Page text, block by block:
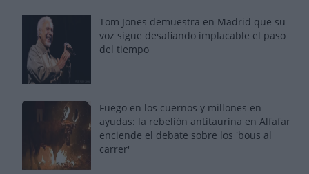
Tom Jones demuestra en Madrid que su
voz sigue desafiando implacable el paso
del tiempo
Fuego en los cuernos y millones en
ayudas: la rebelión antitaurina en Alfafar
enciende el debate sobre los 'bous al
carrer'